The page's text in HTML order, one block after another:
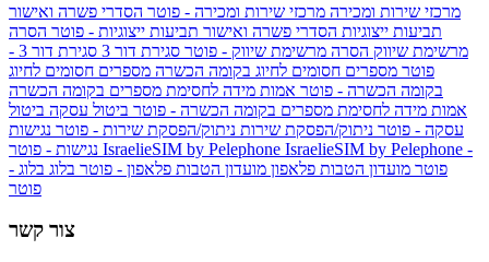
מרכזי שירות ומכירה מרכזי שירות ומכירה - פוטר הסדרי פשרה ואישור
תביעות ייצוגיות הסדרי פשרה ואישור תביעות ייצוגיות - פוטר הסרה
מרשימת שיווק הסרה מרשימת שיווק - פוטר סגירת דור 3
סגירת דור 3 -
פוטר מספרים חסומים לחיוג בקומה הכשרה מספרים חסומים לחיוג
בקומה הכשרה - פוטר אמות מידה לחסימת מספרים בקומה הכשרה
אמות מידה לחסימת מספרים בקומה הכשרה - פוטר ביטול עסקה ביטול
עסקה - פוטר ניתוק/הפסקת שירות ניתוק/הפסקת שירות - פוטר נגישות
IsraelieSIM by Pelephone IsraelieSIM by Pelephone -
פוטר מועדון הטבות פלאפון מועדון הטבות פלאפון - פוטר בלוג בלוג -
פוטר
צור קשר